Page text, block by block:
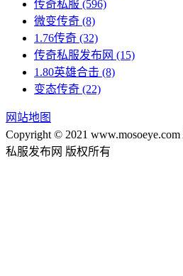
传奇私服 (596)
微变传奇 (8)
1.76传奇 (32)
传奇私服发布网 (15)
1.80英雄合击 (8)
变态传奇 (22)
网站地图
Copyright © 2021
私服发布网 版权所有